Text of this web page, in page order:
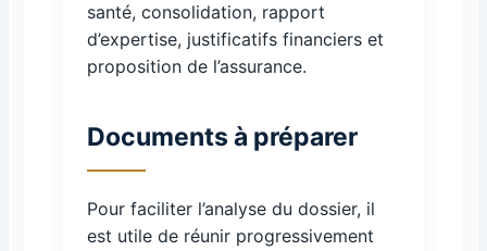
santé, consolidation, rapport
d’expertise, justificatifs financiers et
proposition de l’assurance.
Documents à préparer
Pour faciliter l’analyse du dossier, il
est utile de réunir progressivement